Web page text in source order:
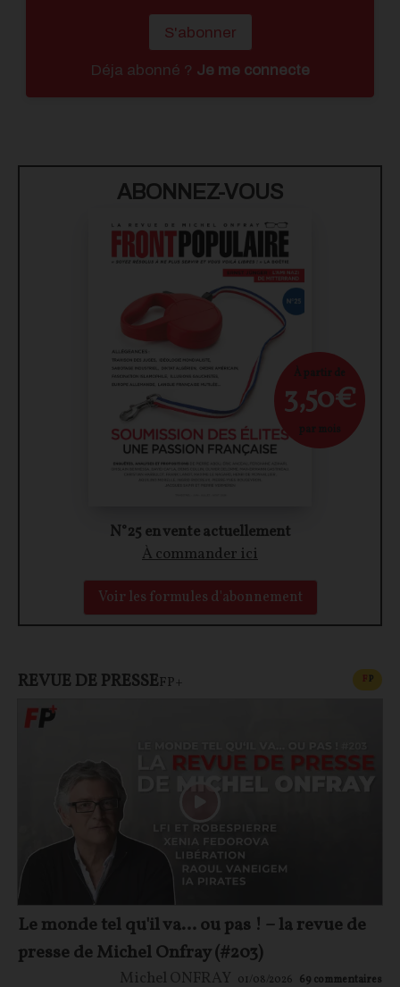
S'abonner
Déja abonné ? Je me connecte
ABONNEZ-VOUS
N°25 en vente actuellement
À commander ici
Voir les formules d'abonnement
À partir de
3,50€
par mois
REVUE DE PRESSEFP+ FP
Le monde tel qu'il va… ou pas ! – la revue de
presse de Michel Onfray (#203)
Michel ONFRAY 01/08/2026 69 commentaires